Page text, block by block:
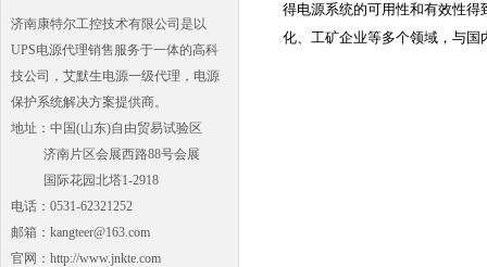
得电源系统的可用性和有效性
化、工矿企业等多个领域，与
济南康特尔工控技术有限公司是以
UPS电源代理销售服务于一体的高科
技公司，艾默生电源一级代理，电源
保护系统解决方案提供商。
地址：中国(山东)自由贸易试验区
济南片区会展西路88号会展
国际花园北塔1-2918
电话：0531-62321252
邮箱：kangteer@163.com
官网：http://www.jnkte.com